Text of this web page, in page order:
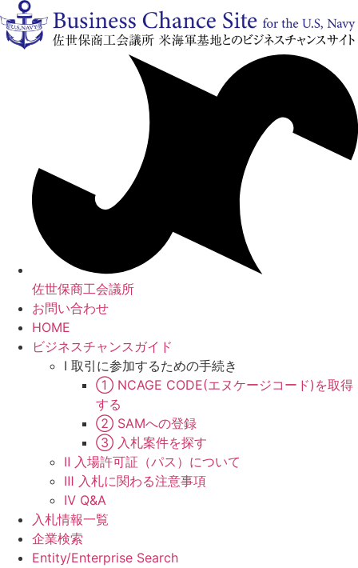
ン
テ
佐世保商工会議所
お問い合わせ
HOME
ビジネスチャンスガイド
Ⅰ 取引に参加するための手続き
① NCAGE CODE(エヌケージコード)を取得
する
② SAMへの登録
③ 入札案件を探す
Ⅱ 入場許可証（パス）について
Ⅲ 入札に関わる注意事項
Ⅳ Q&A
入札情報一覧
企業検索
Entity/Enterprise Search